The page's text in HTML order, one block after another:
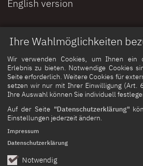
Ihre Wahlmöglichkeiten
Wir verwenden Cookies, um Ihnen ein
Erlebnis zu bieten. Notwendige Cookies
Seite erforderlich. Weitere Cookies für
setzen wir nur mit Ihrer Einwilligung (Art.
Ihre Auswahl können Sie individuell
Auf der Seite "Datenschutzerklärung"
Einstellungen jederzeit ändern.
Notwendig
Impressum
Datenschutzerklärung
English version